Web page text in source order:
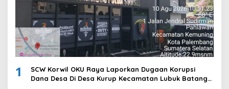
1
SCW Korwil OKU Raya Laporkan Dugaan Korupsi
Dana Desa Di Desa Kurup Kecamatan Lubuk Batang